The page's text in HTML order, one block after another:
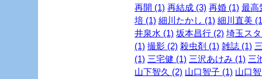
再開 (1) 再結成 (3) 再婚 (1) 最高
培 (1) 細川たかし (1) 細川直美
井泉水 (1) 坂本昌行 (2) 埼玉ス
(1) 撮影 (2) 殺虫剤 (1) 雑誌 (1)
(1) 三宅健 (1) 三沢あけみ (1) 三
山下智久 (2) 山口智子 (1) 山口